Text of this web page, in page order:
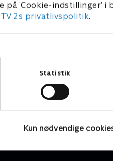
’Cookie-indstillinger’ i
TV 2s privatlivspolitik.
Statistik
Kun nødvendige